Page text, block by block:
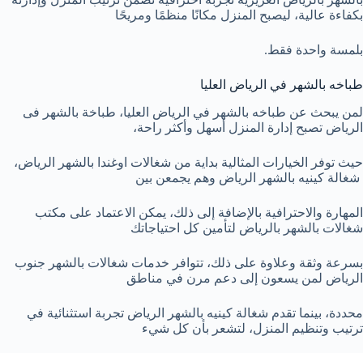
بكفاءة عالية، ليصبح المنزل مكانًا منظمًا ومريحًا
بلمسة واحدة فقط.
طباخه بالشهر في الرياض العليا
لمن يبحث عن طباخه بالشهر في الرياض العليا، طباخة بالشهر فى
الرياض تصبح إدارة المنزل أسهل وأكثر راحة،
حيث توفر الخيارات المثالية بداية من شغالات اوغندا بالشهر الرياض،
شغالة كينيه بالشهر الرياض وهم يجمعن بين
المهارة والاحترافية بالإضافة إلى ذلك، يمكن الاعتماد على مكتب
شغالات بالشهر بالرياض لتأمين كل احتياجاتك
بسرعة وثقة وعلاوة على ذلك، تتوافر خدمات شغالات بالشهر جنوب
الرياض لمن يسعون إلى دعم مرن في مناطق
محددة، بينما تقدم شغالة كينيه بالشهر الرياض تجربة استثنائية في
ترتيب وتنظيم المنزل، لتشعر بأن كل شيء